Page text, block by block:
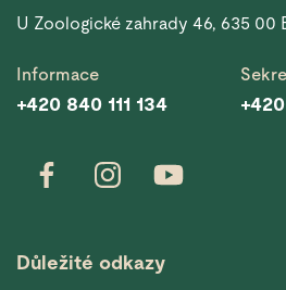
U Zoologické zahrady 46, 635 00
Informace
+420 840 111 134
Důležité odkazy